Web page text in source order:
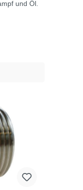
und Öl.